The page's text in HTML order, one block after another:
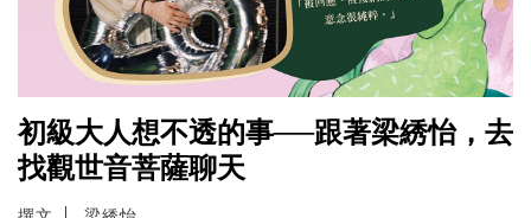
初級大人想不透的事──跟著梁綉怡，去
找觀世音菩薩聊天